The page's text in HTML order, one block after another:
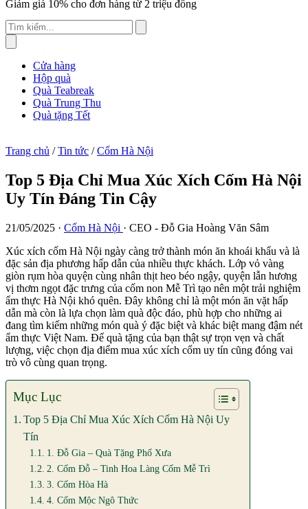
Giảm giá 10% cho đơn hàng từ 2 triệu đồng
Cửa hàng
Hộp quà
Quà Teabreak
Quà Trung Thu
Quà tặng Tết
Trang chủ / Tin tức / Cốm Hà Nội
Top 5 Địa Chỉ Mua Xúc Xích Cốm Hà Nội
Uy Tín Đáng Tin Cậy
21/05/2025 · Cốm Hà Nội · CEO - Đỗ Gia Hoàng Văn Sâm
Xúc xích cốm Hà Nội ngày càng trở thành món ăn khoái khẩu và là
đặc sản địa phương hấp dẫn của nhiều thực khách. Lớp vỏ vàng
giòn rụm hòa quyện cùng nhân thịt heo béo ngậy, quyện lẫn hương
vị thơm ngọt đặc trưng của cốm non Mễ Trì tạo nên một trải nghiệm
ẩm thực Hà Nội khó quên. Đây không chỉ là một món ăn vặt hấp
dẫn mà còn là lựa chọn làm quà độc đáo, phù hợp cho những ai
đang tìm kiếm những món quà ý đặc biệt và khác biệt mang đậm nét
ẩm thực Việt Nam. Để quà tặng của bạn thật sự trọn vẹn và chất
lượng, việc chọn địa điểm mua xúc xích cốm uy tín cũng đóng vai
trò vô cùng quan trọng.
Mục Lục
Top 5 Địa Chỉ Mua Xúc Xích Cốm Hà Nội Uy
Tín
1. Đỗ Gia – Quà Tặng Phố Xưa
2. Cốm Đỗ – Tinh Hoa Làng Cốm Mễ Trì
3. Cốm Hòa Hà
4. Cốm Mộc Ngô Thức